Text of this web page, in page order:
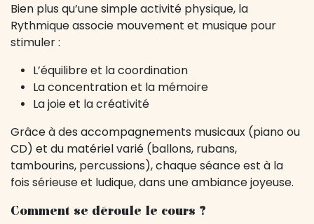
Bien plus qu’une simple activité physique, la
Rythmique associe mouvement et musique pour
stimuler :
L’équilibre et la coordination
La concentration et la mémoire
La joie et la créativité
Grâce à des accompagnements musicaux (piano ou
CD) et du matériel varié (ballons, rubans,
tambourins, percussions), chaque séance est à la
fois sérieuse et ludique, dans une ambiance joyeuse.
Comment se déroule le cours ?